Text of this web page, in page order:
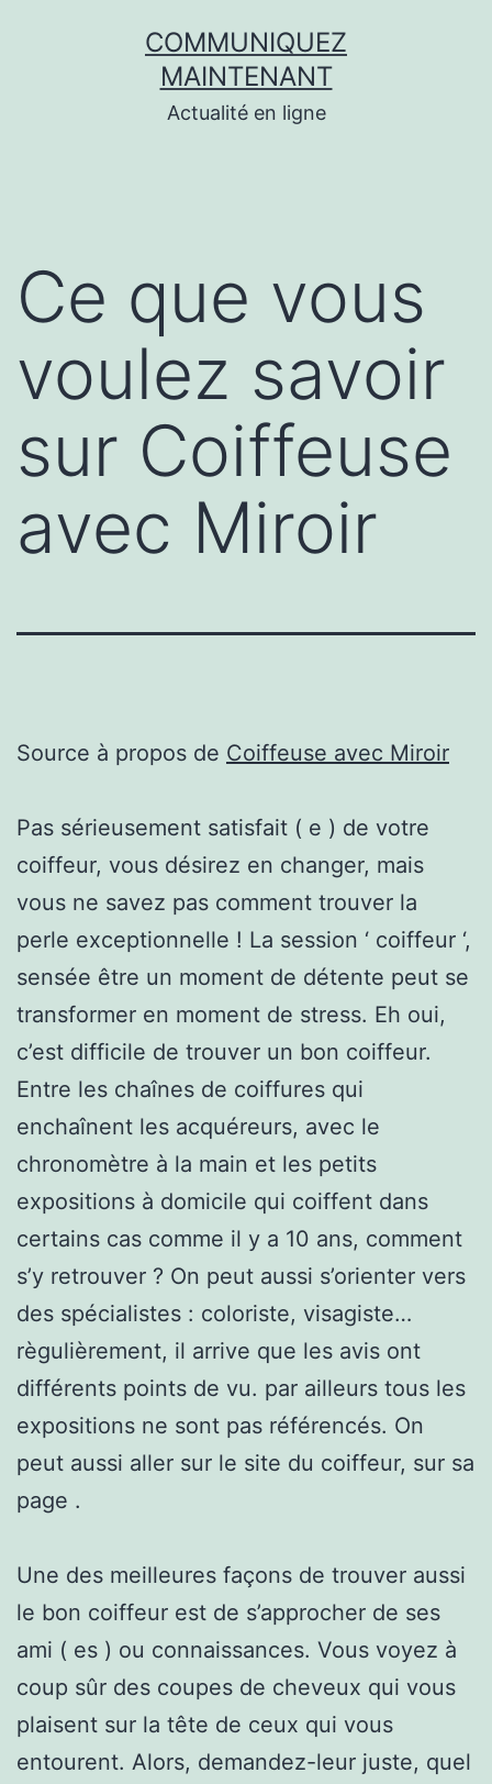
COMMUNIQUEZ
MAINTENANT
Actualité en ligne
Ce que vous
voulez savoir
sur Coiffeuse
avec Miroir
Source à propos de Coiffeuse avec Miroir
Pas sérieusement satisfait ( e ) de votre
coiffeur, vous désirez en changer, mais
vous ne savez pas comment trouver la
perle exceptionnelle ! La session ‘ coiffeur ‘,
sensée être un moment de détente peut se
transformer en moment de stress. Eh oui,
c’est difficile de trouver un bon coiffeur.
Entre les chaînes de coiffures qui
enchaînent les acquéreurs, avec le
chronomètre à la main et les petits
expositions à domicile qui coiffent dans
certains cas comme il y a 10 ans, comment
s’y retrouver ? On peut aussi s’orienter vers
des spécialistes : coloriste, visagiste…
règulièrement, il arrive que les avis ont
différents points de vu. par ailleurs tous les
expositions ne sont pas référencés. On
peut aussi aller sur le site du coiffeur, sur sa
page .
Une des meilleures façons de trouver aussi
le bon coiffeur est de s’approcher de ses
ami ( es ) ou connaissances. Vous voyez à
coup sûr des coupes de cheveux qui vous
plaisent sur la tête de ceux qui vous
entourent. Alors, demandez-leur juste, quel